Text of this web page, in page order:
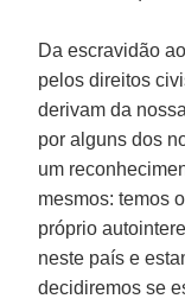
Da escravidão
pelos direitos
derivam da
por alguns dos
um
mesmos: temos
próprio
neste país e
decidiremos se